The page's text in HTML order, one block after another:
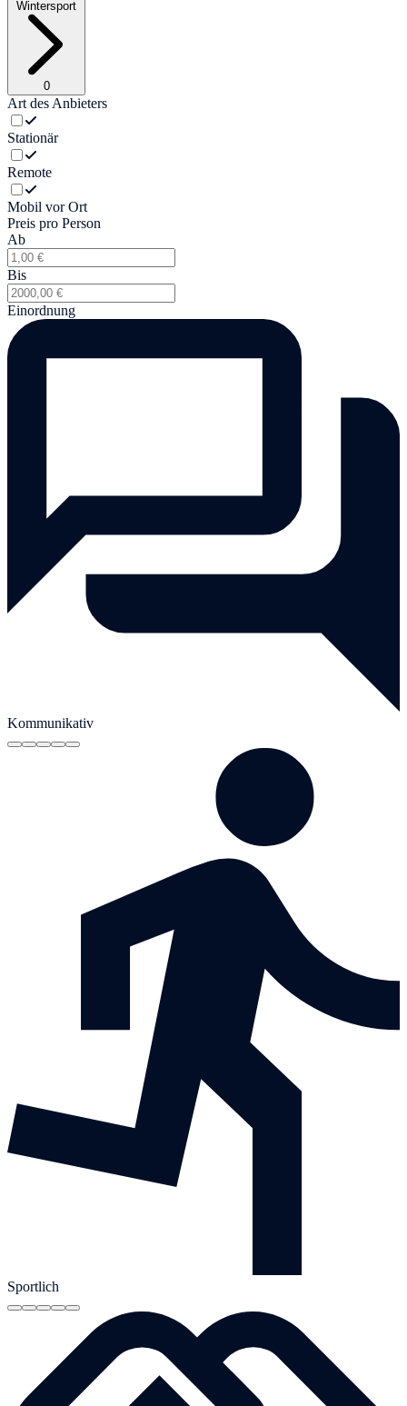
0
Art des Anbieters
Stationär
Remote
Mobil vor Ort
Preis pro Person
Ab
Bis
Einordnung
Kommunikativ
Sportlich